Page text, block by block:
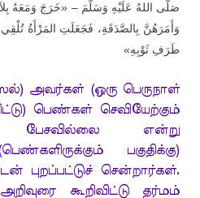
صَلَّى اللهُ عَلَيْهِ وَسَلَّمَ – «خَرَجَ وَمَعَهُ
وَأَمَرَهُنَّ بِالصَّدَقَةِ، فَجَعَلَتِ المَرْأَةُ
طَرَفِ ثَوْبِهِ»
அவர்கள் (ஒரு பெருநாள்
பெண்கள் செவியேற்கும்
பேசவில்லை என்று
பகுதிக்கு)
புறப்பட்டுச் சென்றார்கள்.
கூறிவிட்டு தர்மம்